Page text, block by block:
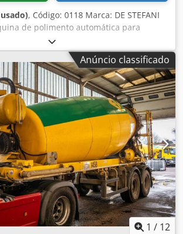
, Código: 0118 Marca: DE STEFANI
de polimento automática para
de poliéster, poliuretano e outras
Sistema de acionamento por esteira
Prensador superior manual
Barra de suporte ajustável para
1° Grupo - Nº 2 escovas
4 HP 2° Grupo - Nº 1 escova - Motor 2 HP
de trabalho: mm 870 Velocidade de
min Comprimento de trabalho: mín. mm
Dkj Ahrok Altura de trabalho: mín./máx.
de trabalho: mín. 50 Cabine de
elétrico Dimensões totais: mm 2700 x
kg 1500
Anúncio classificado
1 / 12